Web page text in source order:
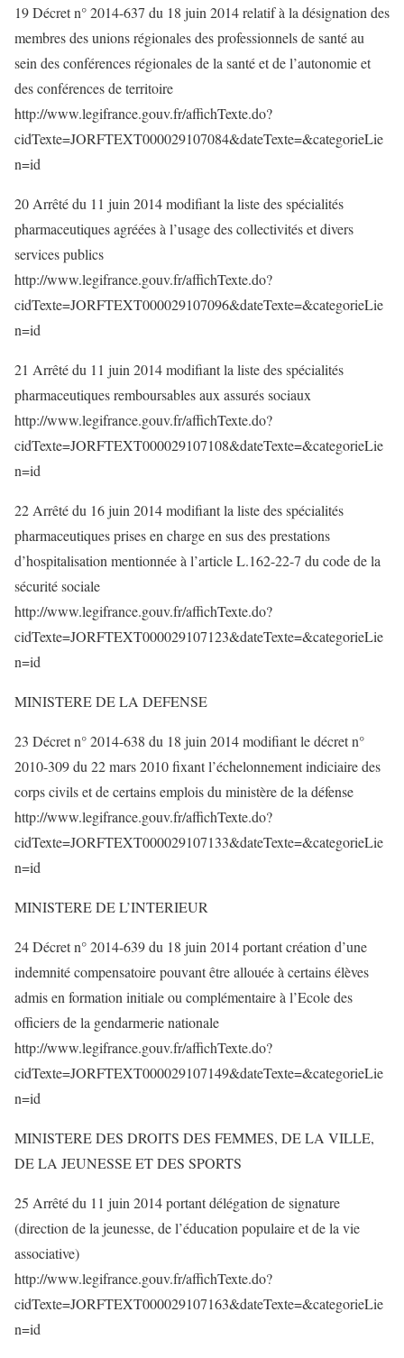
19 Décret n° 2014-637 du 18 juin 2014 relatif à la désignation des
membres des unions régionales des professionnels de santé au
sein des conférences régionales de la santé et de l’autonomie et
des conférences de territoire
http://www.legifrance.gouv.fr/affichTexte.do?
cidTexte=JORFTEXT000029107084&dateTexte=&categorieLie
n=id
20 Arrêté du 11 juin 2014 modifiant la liste des spécialités
pharmaceutiques agréées à l’usage des collectivités et divers
services publics
http://www.legifrance.gouv.fr/affichTexte.do?
cidTexte=JORFTEXT000029107096&dateTexte=&categorieLie
n=id
21 Arrêté du 11 juin 2014 modifiant la liste des spécialités
pharmaceutiques remboursables aux assurés sociaux
http://www.legifrance.gouv.fr/affichTexte.do?
cidTexte=JORFTEXT000029107108&dateTexte=&categorieLie
n=id
22 Arrêté du 16 juin 2014 modifiant la liste des spécialités
pharmaceutiques prises en charge en sus des prestations
d’hospitalisation mentionnée à l’article L.162-22-7 du code de la
sécurité sociale
http://www.legifrance.gouv.fr/affichTexte.do?
cidTexte=JORFTEXT000029107123&dateTexte=&categorieLie
n=id
MINISTERE DE LA DEFENSE
23 Décret n° 2014-638 du 18 juin 2014 modifiant le décret n°
2010-309 du 22 mars 2010 fixant l’échelonnement indiciaire des
corps civils et de certains emplois du ministère de la défense
http://www.legifrance.gouv.fr/affichTexte.do?
cidTexte=JORFTEXT000029107133&dateTexte=&categorieLie
n=id
MINISTERE DE L’INTERIEUR
24 Décret n° 2014-639 du 18 juin 2014 portant création d’une
indemnité compensatoire pouvant être allouée à certains élèves
admis en formation initiale ou complémentaire à l’Ecole des
officiers de la gendarmerie nationale
http://www.legifrance.gouv.fr/affichTexte.do?
cidTexte=JORFTEXT000029107149&dateTexte=&categorieLie
n=id
MINISTERE DES DROITS DES FEMMES, DE LA VILLE,
DE LA JEUNESSE ET DES SPORTS
25 Arrêté du 11 juin 2014 portant délégation de signature
(direction de la jeunesse, de l’éducation populaire et de la vie
associative)
http://www.legifrance.gouv.fr/affichTexte.do?
cidTexte=JORFTEXT000029107163&dateTexte=&categorieLie
n=id